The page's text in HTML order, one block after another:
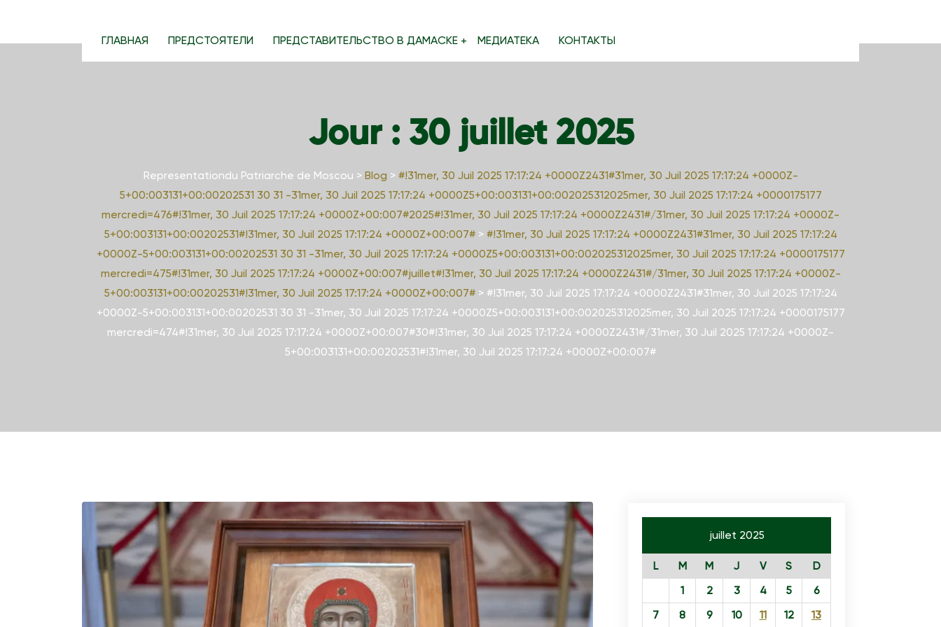
ГЛАВНАЯ ПРЕДСТОЯТЕЛИ ПРЕДСТАВИТЕЛЬСТВО В ДАМАСКЕ МЕДИАТЕКА КОНТАКТЫ
Jour : 30 juillet 2025
Representationdu Patriarche de Moscou > Blog > #!31mer, 30 Juil 2025 17:17:24 +0000Z2431#31mer, 30 Juil 2025 17:17:24 +0000Z-
5+00:003131+00:00202531 30 31 -31mer, 30 Juil 2025 17:17:24 +0000Z5+00:003131+00:002025312025mer, 30 Juil 2025 17:17:24 +0000175177
mercredi=476#!31mer, 30 Juil 2025 17:17:24 +0000Z+00:007#2025#!31mer, 30 Juil 2025 17:17:24 +0000Z2431#/31mer, 30 Juil 2025 17:17:24 +0000Z-
5+00:003131+00:00202531#!31mer, 30 Juil 2025 17:17:24 +0000Z+00:007#> #!31mer, 30 Juil 2025 17:17:24 +0000Z2431#31mer, 30 Juil 2025 17:17:24
+0000Z-5+00:003131+00:00202531 30 31 -31mer, 30 Juil 2025 17:17:24 +0000Z5+00:003131+00:002025312025mer, 30 Juil 2025 17:17:24 +0000175177
mercredi=475#!31mer, 30 Juil 2025 17:17:24 +0000Z+00:007#juillet#!31mer, 30 Juil 2025 17:17:24 +0000Z2431#/31mer, 30 Juil 2025 17:17:24 +0000Z-
5+00:003131+00:00202531#!31mer, 30 Juil 2025 17:17:24 +0000Z+00:007#> #!31mer, 30 Juil 2025 17:17:24 +0000Z2431#31mer, 30 Juil 2025 17:17:24
+0000Z-5+00:003131+00:00202531 30 31 -31mer, 30 Juil 2025 17:17:24 +0000Z5+00:003131+00:002025312025mer, 30 Juil 2025 17:17:24 +0000175177
mercredi=474#!31mer, 30 Juil 2025 17:17:24 +0000Z+00:007#30#!31mer, 30 Juil 2025 17:17:24 +0000Z2431#/31mer, 30 Juil 2025 17:17:24 +0000Z-
5+00:003131+00:00202531#!31mer, 30 Juil 2025 17:17:24 +0000Z+00:007#
juillet 2025
L M M J V S
D
1
2 3 4 5
6
7
8 9 10 11 12
13